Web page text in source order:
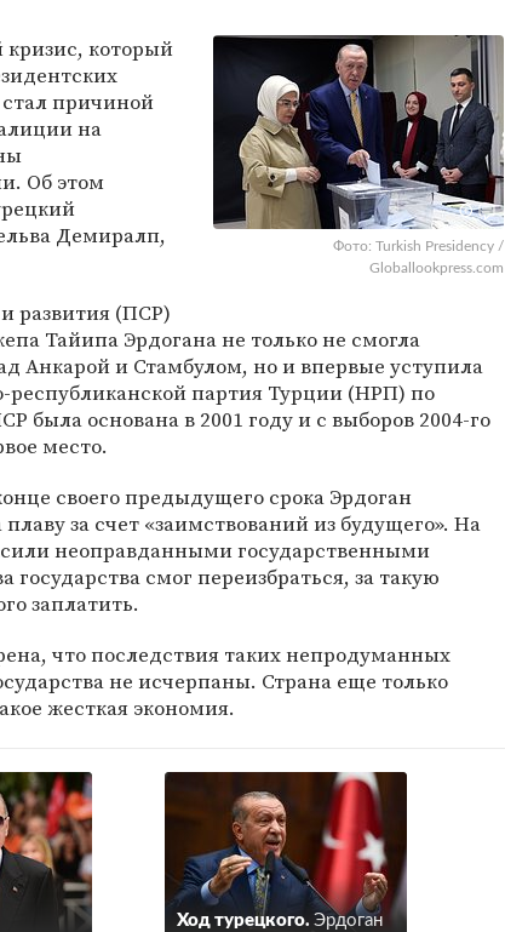
Фото: Turkish Presidency /
Globallookpress.com
который
стал причиной
на
Об этом
Демиралп,
развития (ПСР)
Тайипа Эрдогана не только не смогла
Анкарой и Стамбулом, но и впервые уступила
партия Турции (НРП) по
была основана в 2001 году и с выборов 2004-го
место.
своего предыдущего срока Эрдоган
за счет «заимствований из будущего». На
неоправданными государственными
государства смог переизбраться, за такую
заплатить.
что последствия таких непродуманных
не исчерпаны. Страна еще только
жесткая экономия.
Ход турецкого. Эрдоган